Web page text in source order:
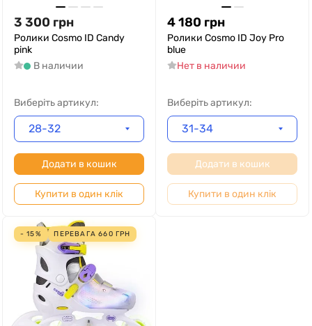
3 300 грн
Ролики Cosmo ID Candy
pink
В наличии
Виберіть артикул:
28-32
Додати в кошик
Купити в один клік
4 180 грн
Ролики Cosmo ID Joy Pro
blue
Нет в наличии
Виберіть артикул:
31-34
Додати в кошик
Купити в один клік
- 15% ПЕРЕВАГА660 ГРН